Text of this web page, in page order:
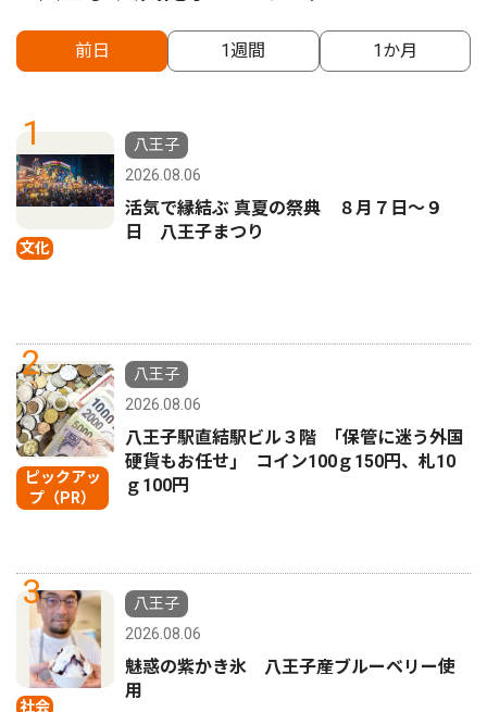
前日 1週間 1か月
1
文化
八王子
2026.08.06
活気で縁結ぶ 真夏の祭典 ８月７日〜９
日 八王子まつり
2
ピックアッ
プ（PR）
八王子
2026.08.06
八王子駅直結駅ビル３階 ｢保管に迷う外国
硬貨もお任せ｣ コイン100ｇ150円、札10
ｇ100円
3
社会
八王子
2026.08.06
魅惑の紫かき氷 八王子産ブルーベリー使
用